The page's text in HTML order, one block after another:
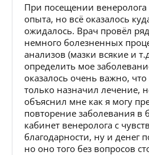
При посещении
опыта, но всё оказалось
ожидалось. Врач провёл
немного болезненных
анализов (мазки всякие и
определить мое
оказалось очень важно, что
только назначил лечение,
объяснил мне как я могу
повторение заболевания в
кабинет венеролога с
благодарности, ну и денег
но оно того без вопросов